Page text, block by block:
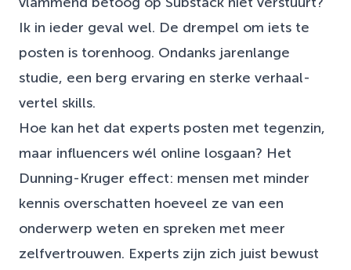
Ik in ieder geval wel. De drempel om iets te
posten is torenhoog. Ondanks jarenlange
studie, een berg ervaring en sterke verhaal-
vertel skills.
Hoe kan het dat experts posten met tegenzin,
maar influencers wél online losgaan? Het
Dunning-Kruger effect: mensen met minder
kennis overschatten hoeveel ze van een
onderwerp weten en spreken met meer
zelfvertrouwen. Experts zijn zich juist bewust